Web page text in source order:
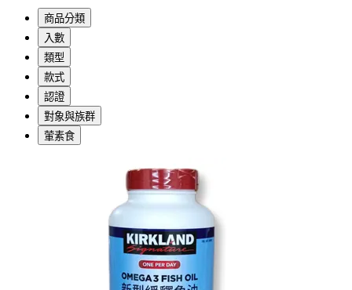
商品分類
入數
類型
款式
認證
對象與族群
葷素食